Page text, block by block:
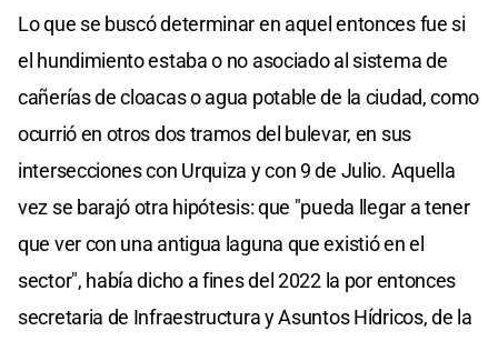
Lo que se buscó determinar en aquel entonces fue si
el hundimiento estaba o no asociado al sistema de
cañerías de cloacas o agua potable de la ciudad, como
ocurrió en otros dos tramos del bulevar, en sus
intersecciones con Urquiza y con 9 de Julio. Aquella
vez se barajó otra hipótesis: que "pueda llegar a tener
que ver con una antigua laguna que existió en el
sector", había dicho a fines del 2022 la por entonces
secretaria de Infraestructura y Asuntos Hídricos, de la